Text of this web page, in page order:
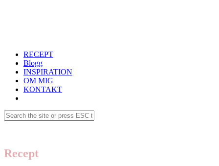
RECEPT
Blogg
INSPIRATION
OM MIG
KONTAKT
Recept